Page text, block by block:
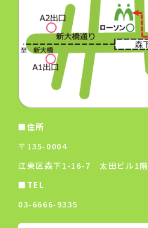
■住所
〒135-0004
江東区森下1-16-7 太田ビル1階
■TEL
03-6666-9335